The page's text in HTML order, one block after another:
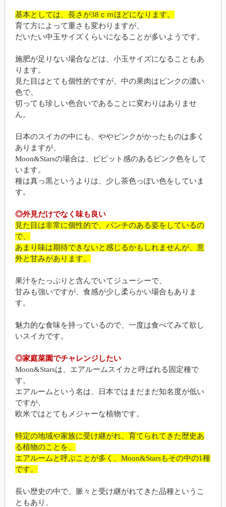
基本としては、長さが38ｃｍほどになります。
育て方によって重さも変わりますが、
だいたい中玉サイズくらいになることが多いようです。
施肥が足りない場合などは、小玉サイズになることもあ
ります。
見た目はとても個性的ですが、中の果肉はピンクの濃い
色で、
切っても珍しい色合いであることに変わりはありませ
ん。
日本のスイカの中にも、ややピンクがかったものは多く
ありますが、
Moon&Starsの場合は、ビビット感のあるピンク色をして
います。
種は真っ黒というよりは、少し茶色っぽい色をしていま
す。
◎外見だけでなく味も良い
見た目は非常に個性的で、パンチのある姿をしているの
で、
あまり味は期待できないと感じるかもしれませんが、意
外と甘みがあります。
果汁をたっぷりと含んでいてジューシーで、
甘みも強いですが、食感が少し柔らかい場合もありま
す。
魅力的な食味を持っているので、一度は食べてみて欲し
いスイカです。
◎家庭菜園でチャレンジしたい
Moon&Starsは、エアルームスイカと呼ばれる固定種で
す。
エアルームという名は、日本ではまだまだ知名度が低い
ですが、
欧米ではとてもメジャーな植物です。
特定の地域や家族に受け継がれ、育てられてきた歴史あ
る植物のことを、
エアルームと呼ぶことが多く、Moon&Starsもその中の1種
です。
長い歴史の中で、脈々と受け継がれてきた品種というこ
ともあり、